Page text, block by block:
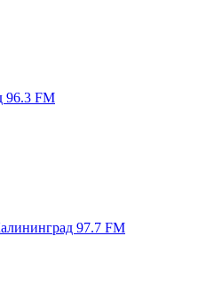
96.3 FM
97.7 FM